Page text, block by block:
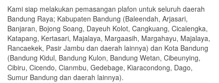
Kami siap melakukan pemasangan plafon untuk seluruh daerah
Bandung Raya; Kabupaten Bandung (Baleendah, Arjasari,
Banjaran, Bojong Soang, Dayeuh Kolot, Cangkuang, Cicalengka,
Katapang, Kertasari, Majalaya, Margaasih, Margahayu, Majalaya,
Rancaekek, Pasir Jambu dan daerah lainnya) dan Kota Bandung
(Bandung Kidul, Bandung Kulon, Bandung Wetan, Cibeunying,
Cibiru, Cicendo, Cianmbu, Gedebage, Kiaracondong, Dago,
Sumur Bandung dan daerah lainnya).